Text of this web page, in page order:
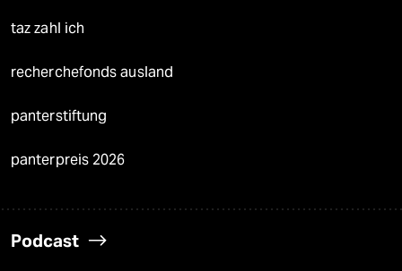
taz zahl ich
recherchefonds ausland
panterstiftung
panterpreis 2026
Podcast